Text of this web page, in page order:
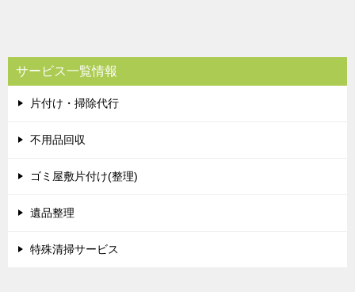
サービス一覧情報
片付け・掃除代行
不用品回収
ゴミ屋敷片付け(整理)
遺品整理
特殊清掃サービス